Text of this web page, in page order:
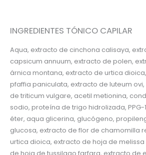
INGREDIENTES TÓNICO CAPILAR
Aqua, extracto de cinchona calisaya,
capsicum annuum, extracto de polen,
árnica montana, extracto de urtica
pfaffia paniculata, extracto de luteum
de triticum vulgare, acetil metionina,
sodio, proteína de trigo hidrolizada, PPG-
éter, aqua glicerina, glucógeno,
glucosa, extracto de flor de chamomilla
urtica dioica, extracto de hoja de